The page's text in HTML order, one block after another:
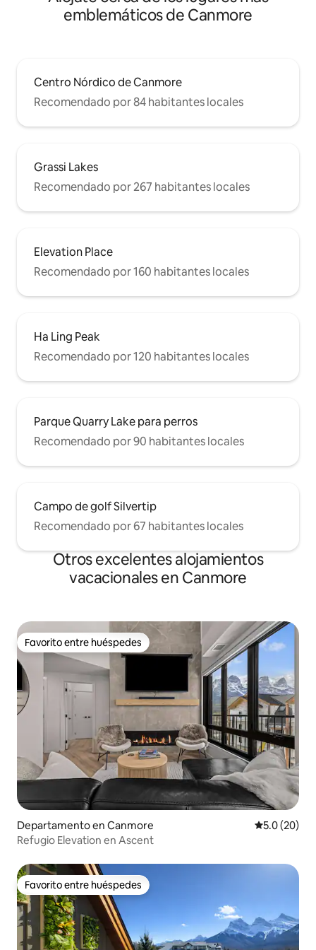
emblemáticos de Canmore
Centro Nórdico de Canmore
Recomendado por 84 habitantes locales
Grassi Lakes
Recomendado por 267 habitantes locales
Elevation Place
Recomendado por 160 habitantes locales
Ha Ling Peak
Recomendado por 120 habitantes locales
Parque Quarry Lake para perros
Recomendado por 90 habitantes locales
Campo de golf Silvertip
Recomendado por 67 habitantes locales
Otros excelentes alojamientos
vacacionales en Canmore
Favorito entre huéspedes
Favorito entre huéspedes
Departamento en Canmore Calificación
5.0 (20)
Refugio Elevation en Ascent
Favorito entre huéspedes
Favorito entre huéspedes